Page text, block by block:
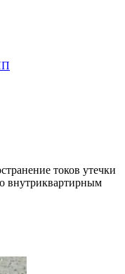
токов утечки
внутриквартирным